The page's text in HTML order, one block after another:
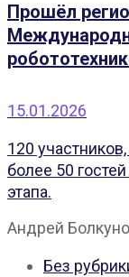
Прошёл
15.01.2026
120
более 50
этапа.
Андрей
Без